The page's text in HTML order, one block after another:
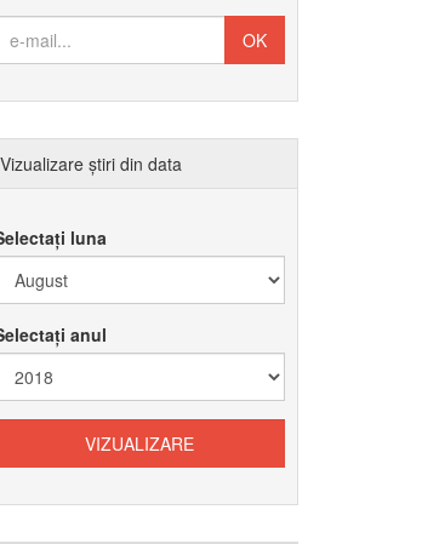
Vizualizare știri din data
luna
anul